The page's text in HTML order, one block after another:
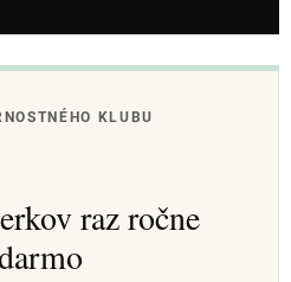
KLUBU
raz ročne